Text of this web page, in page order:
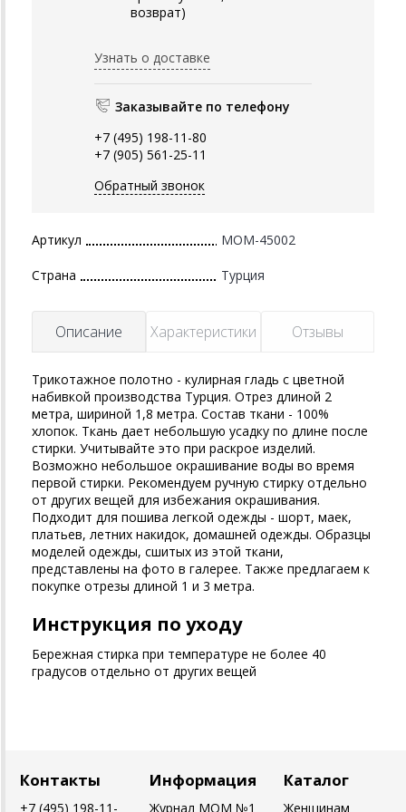
возврат)
Узнать о доставке
Заказывайте по телефону
+7 (495) 198-11-80
+7 (905) 561-25-11
Обратный звонок
Артикул MOM-45002
Страна Турция
Описание Характеристики Отзывы
Трикотажное полотно - кулирная гладь с цветной
набивкой производства Турция. Отрез длиной 2
метра, шириной 1,8 метра. Состав ткани - 100%
хлопок. Ткань дает небольшую усадку по длине после
стирки. Учитывайте это при раскрое изделий.
Возможно небольшое окрашивание воды во время
первой стирки. Рекомендуем ручную стирку отдельно
от других вещей для избежания окрашивания.
Подходит для пошива легкой одежды - шорт, маек,
платьев, летних накидок, домашней одежды. Образцы
моделей одежды, сшитых из этой ткани,
представлены на фото в галерее. Также предлагаем к
покупке отрезы длиной 1 и 3 метра.
Инструкция по уходу
Бережная стирка при температуре не более 40
градусов отдельно от других вещей
Контакты
+7 (495) 198-11-
Информация
Журнал MOM №1
Каталог
Женщинам